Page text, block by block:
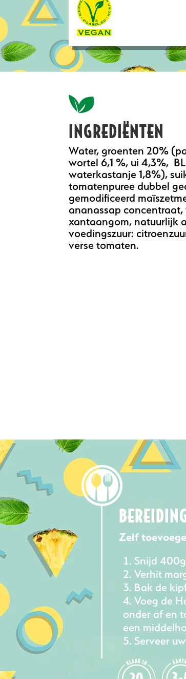
INGREDIËNTEN
Water, groenten 20%
wortel 6,1 %, ui 4,3%,
waterkastanje 1,8%),
tomatenpuree dubbel
gemodificeerd
ananassap
xantaangom, natuurlijk
voedingszuur:
verse tomaten.
Zelf
Snijd
Verhit
Bak de
Voeg de
onder af en
een
Serveer